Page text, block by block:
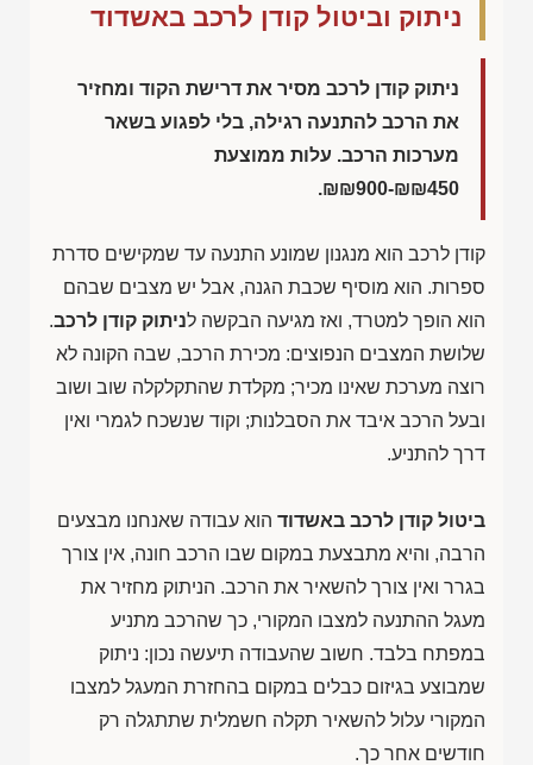
ניתוק וביטול קודן לרכב באשדוד
ניתוק קודן לרכב מסיר את דרישת הקוד ומחזיר
את הרכב להתנעה רגילה, בלי לפגוע בשאר
מערכות הרכב. עלות ממוצעת
₪₪900-₪₪450
.
קודן לרכב הוא מנגנון שמונע התנעה עד שמקישים סדרת
ספרות. הוא מוסיף שכבת הגנה, אבל יש מצבים שבהם
הוא הופך למטרד, ואז מגיעה הבקשה לניתוק קודן לרכב.
שלושת המצבים הנפוצים: מכירת הרכב, שבה הקונה לא
רוצה מערכת שאינו מכיר; מקלדת שהתקלקלה שוב ושוב
ובעל הרכב איבד את הסבלנות; וקוד שנשכח לגמרי ואין
דרך להתניע.
ביטול קודן לרכב באשדוד הוא עבודה שאנחנו מבצעים
הרבה, והיא מתבצעת במקום שבו הרכב חונה, אין צורך
בגרר ואין צורך להשאיר את הרכב. הניתוק מחזיר את
מעגל ההתנעה למצבו המקורי, כך שהרכב מתניע
במפתח בלבד. חשוב שהעבודה תיעשה נכון: ניתוק
שמבוצע בגיזום כבלים במקום בהחזרת המעגל למצבו
המקורי עלול להשאיר תקלה חשמלית שתתגלה רק
חודשים אחר כך.